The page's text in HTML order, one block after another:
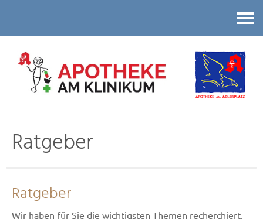
Ratgeber
Ratgeber
Wir haben für Sie die wichtigsten Themen recherchiert.